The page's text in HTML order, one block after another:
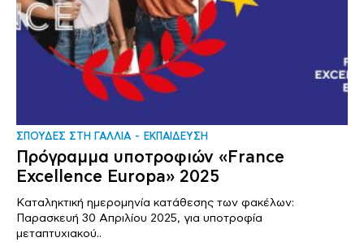
ΣΠΟΥΔΕΣ ΣΤΗ ΓΑΛΛΙΑ ΕΚΠΑΙΔΕΥΣΗ
Πρόγραμμα υποτροφιών «France
Excellence Europa» 2025
Καταληκτική ημερομηνία κατάθεσης των φακέλων:
Παρασκευή 30 Απριλίου 2025, για υποτροφία
μεταπτυχιακού..